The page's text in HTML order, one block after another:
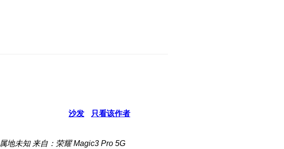
沙发 只看该作者
属地未知 来自：荣耀 Magic3 Pro 5G